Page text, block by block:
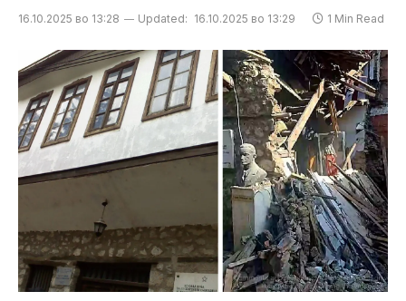
16.10.2025 во 13:28 Updated: 16.10.2025 во 13:29 1 Min Read